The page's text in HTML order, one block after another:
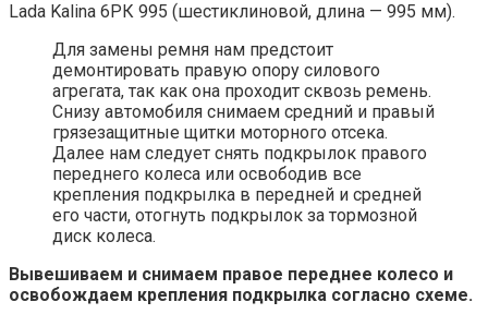
Lada Kalina 6РК 995 (шестиклиновой, длина — 995 мм).
Для замены ремня нам предстоит
демонтировать правую опору силового
агрегата, так как она проходит сквозь ремень.
Снизу автомобиля снимаем средний и правый
грязезащитные щитки моторного отсека.
Далее нам следует снять подкрылок правого
переднего колеса или освободив все
крепления подкрылка в передней и средней
его части, отогнуть подкрылок за тормозной
диск колеса.
Вывешиваем и снимаем правое переднее колесо и
освобождаем крепления подкрылка согласно схеме.